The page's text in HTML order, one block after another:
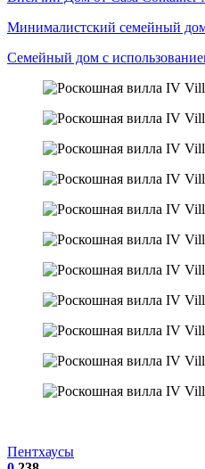
Минималистский семейный
Семейный дом с
Пентхаусы